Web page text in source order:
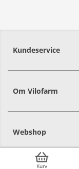
Kurv
Kundeservice
Om Vilofarm
Webshop